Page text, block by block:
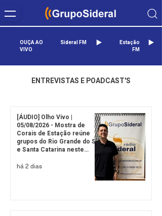
OUÇA AO
VIVO
Sideral FM
Estação
FM
ENTREVISTAS E POADCAST'S
[ÁUDIO] Olho Vivo |
05/08/2026 - Mostra de
Corais de Estação reúne
grupos do Rio Grande do Sul
e Santa Catarina neste
há 2 dias